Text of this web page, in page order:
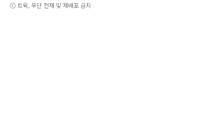
ⓒ 트윅, 무단 전재 및 재배포 금지